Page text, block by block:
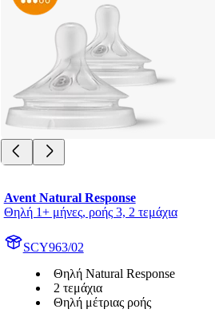
Avent Natural Response
Θηλή 1+ μήνες, ροής 3, 2 τεμάχια
SCY963/02
Θηλή Natural Response
2 τεμάχια
Θηλή μέτριας ροής